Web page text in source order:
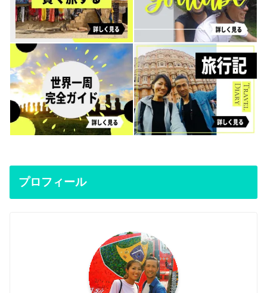
プロフィール